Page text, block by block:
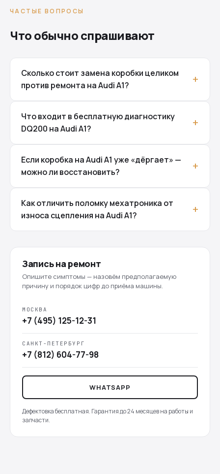
ЧАСТЫЕ ВОПРОСЫ
Что обычно спрашивают
Сколько стоит замена коробки целиком
против ремонта на Audi A1?
Что входит в бесплатную диагностику
DQ200 на Audi A1?
Если коробка на Audi A1 уже «дёргает» —
можно ли восстановить?
Как отличить поломку мехатроника от
износа сцепления на Audi A1?
Запись на ремонт
Опишите симптомы — назовём предполагаемую
причину и порядок цифр до приёма машины.
МОСКВА
+7 (495) 125-12-31
САНКТ-ПЕТЕРБУРГ
+7 (812) 604-77-98
WHATSAPP
Дефектовка бесплатная. Гарантия до 24 месяцев на работы и
запчасти.